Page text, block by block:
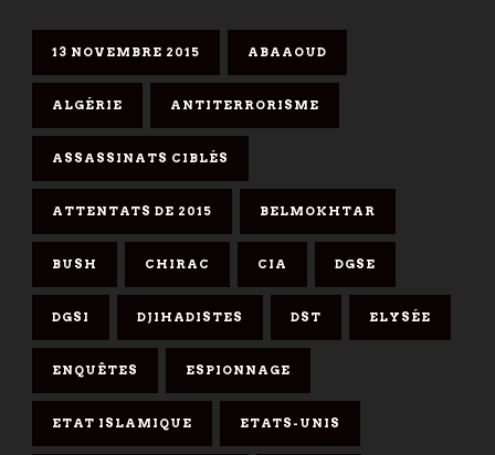
13 NOVEMBRE 2015 ABAAOUD
ALGÉRIE ANTITERRORISME
ASSASSINATS CIBLÉS
ATTENTATS DE 2015 BELMOKHTAR
BUSH CHIRAC CIA DGSE
DGSI DJIHADISTES DST ELYSÉE
ENQUÊTES ESPIONNAGE
ETAT ISLAMIQUE ETATS-UNIS